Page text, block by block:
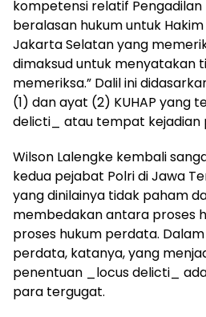
kompetensi relatif Pengadilan
beralasan hukum untuk
Jakarta Selatan yang
dimaksud untuk menyatakan
memeriksa.” Dalil ini
(1) dan ayat (2) KUHAP yang
delicti_ atau tempat kejadian
Wilson Lalengke kembali
kedua pejabat Polri di Jawa
yang dinilainya tidak paham
membedakan antara proses
proses hukum perdata.
perdata, katanya, yang
penentuan _locus delicti_
para tergugat.